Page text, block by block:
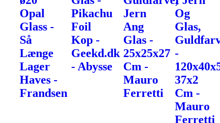
Opal
Glass -
Så
Længe
Lager
Haves -
Frandsen
Pikachu
Foil
Kop -
Geekd.dk
- Abysse
Jern
Ang
Glas -
25x25x27
Cm -
Mauro
Ferretti
Og
Glas,
-
37x2
Cm -
Mauro
Ferretti